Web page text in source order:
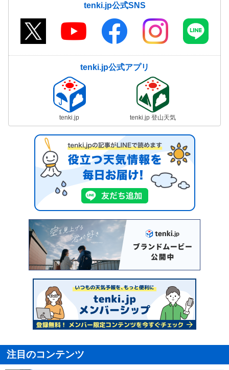
tenki.jp公式SNS
tenki.jp公式アプリ
tenki.jp tenki.jp 登山天気
注目のコンテンツ